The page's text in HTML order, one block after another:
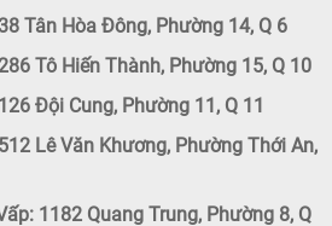
Tân Hòa Đông, Phường 14, Q 6
Tô Hiến Thành, Phường 15, Q 10
Đội Cung, Phường 11, Q 11
Lê Văn Khương, Phường Thới An,
1182 Quang Trung, Phường 8, Q